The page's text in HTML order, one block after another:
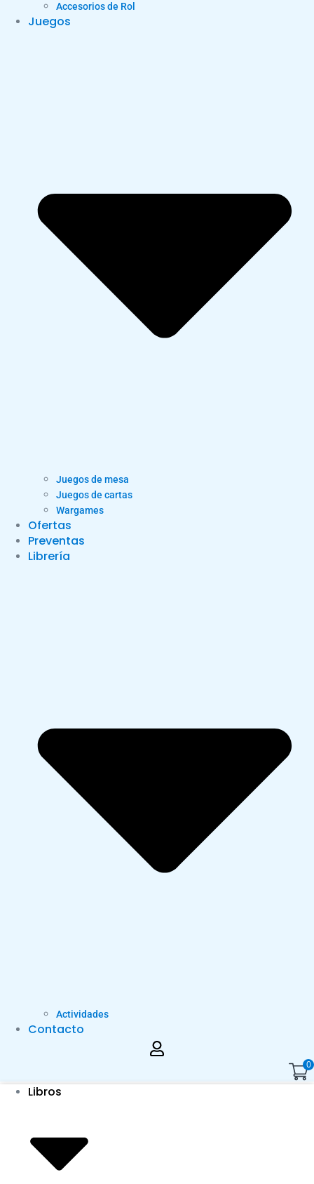
Accesorios de Rol
Juegos
Juegos de mesa
Juegos de cartas
Wargames
Ofertas
Preventas
Librería
Actividades
Contacto
0
Libros